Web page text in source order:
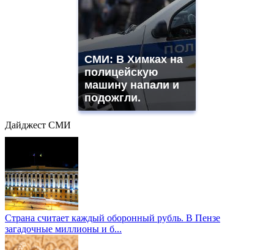
СМИ: В Химках на
полицейскую
машину напали и
подожгли.
Дайджест СМИ
Страна считает каждый оборонный рубль. В Пензе
загадочные миллионы и б...